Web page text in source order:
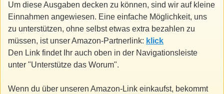
Um diese Ausgaben decken zu können, sind wir auf kleine
Einnahmen angewiesen. Eine einfache Möglichkeit, uns
zu unterstützen, ohne selbst etwas extra bezahlen zu
müssen, ist unser Amazon-Partnerlink: klick
Den Link findet Ihr auch oben in der Navigationsleiste
unter "Unterstütze das Worum".
Wenn du über unseren Amazon-Link einkaufst, bekommt